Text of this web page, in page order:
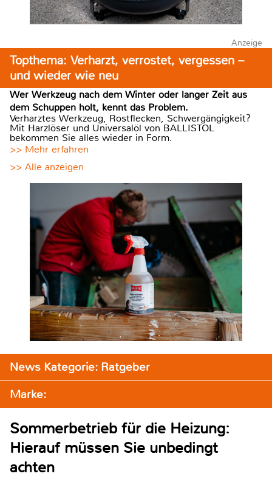
Anzeige
Topthema: Verharzt, verrostet, vergessen –
und wieder wie neu
Wer Werkzeug nach dem Winter oder langer Zeit aus
dem Schuppen holt, kennt das Problem.
Verharztes Werkzeug, Rostflecken, Schwergängigkeit?
Mit Harzlöser und Universalöl von BALLISTOL
bekommen Sie alles wieder in Form.
>> Mehr erfahren
>> Alle anzeigen
News Kategorie: Ratgeber
Marke:
Sommerbetrieb für die Heizung:
Hierauf müssen Sie unbedingt
achten